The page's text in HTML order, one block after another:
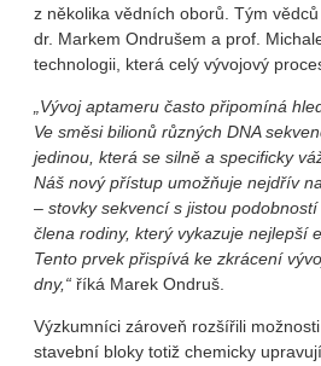
z několika vědních oborů. Tým
dr. Markem Ondrušem a prof.
technologii, která celý vývojový
„Vývoj aptameru často připomíná
Ve směsi bilionů různých DNA
jedinou, která se silně a specificky
Náš nový přístup umožňuje nejdřív
– stovky sekvencí s jistou
člena rodiny, který vykazuje nejlepší
Tento prvek přispívá ke zkrácení
dny,“ říká Marek Ondruš.
Výzkumníci zároveň rozšířili
stavební bloky totiž chemicky